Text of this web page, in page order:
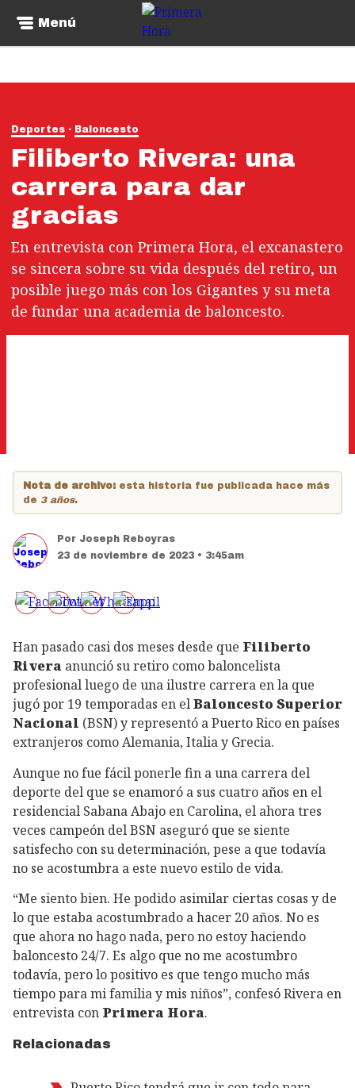
Menú
Deportes Baloncesto
Filiberto Rivera: una
carrera para dar
gracias
En entrevista con Primera Hora, el excanastero
se sincera sobre su vida después del retiro, un
posible juego más con los Gigantes y su meta
de fundar una academia de baloncesto.
Nota de archivo: esta historia fue publicada hace más
de 3 años.
Por Joseph Reboyras
23 de noviembre de 2023 • 3:45am
Han pasado casi dos meses desde que Filiberto
Rivera anunció su retiro como baloncelista
profesional luego de una ilustre carrera en la que
jugó por 19 temporadas en elBaloncesto Superior
Nacional (BSN) y representó a Puerto Rico en países
extranjeros como Alemania, Italia y Grecia.
Aunque no fue fácil ponerle fin a una carrera del
deporte del que se enamoró a sus cuatro años en el
residencial Sabana Abajo en Carolina, el ahora tres
veces campeón del BSN aseguró que se siente
satisfecho con su determinación, pese a que todavía
no se acostumbra a este nuevo estilo de vida.
“Me siento bien. He podido asimilar ciertas cosas y de
lo que estaba acostumbrado a hacer 20 años. No es
que ahora no hago nada, pero no estoy haciendo
baloncesto 24/7. Es algo que no me acostumbro
todavía, pero lo positivo es que tengo mucho más
tiempo para mi familia y mis niños”, confesó Rivera en
entrevista con Primera Hora.
Relacionadas